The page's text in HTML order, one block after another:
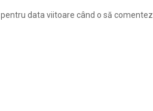
data viitoare când o să comentez.